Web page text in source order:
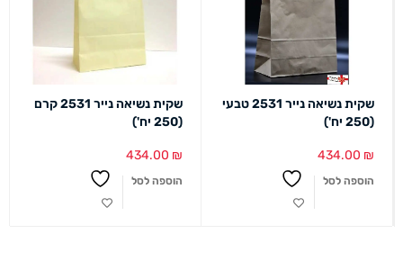
שקית נשיאה נייר 2531 טבעי
(250 יח')
434.00 ₪
הוספה לסל
שקית נשיאה נייר 2531 קרם
(250 יח')
434.00 ₪
הוספה לסל